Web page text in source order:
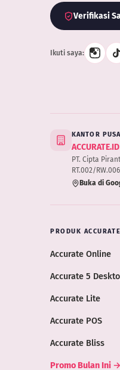
Verifikasi
Ikuti saya:
KANTOR
ACCURATE.ID
PT. Cipta
RT.002/
Buka di
PRODUK ACCURATE
Accurate Online
Accurate 5
Accurate Lite
Accurate POS
Accurate Bliss
Promo Bulan Ini →